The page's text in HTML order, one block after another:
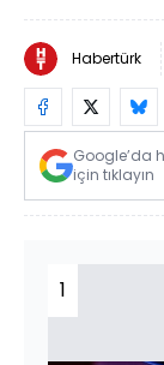
Habertürk
Google’da
için tıklayın
1